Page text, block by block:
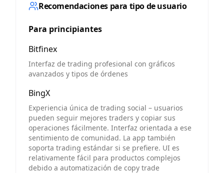
Recomendaciones para tipo de usuario
Para principiantes
Bitfinex
Interfaz de trading profesional con gráficos
avanzados y tipos de órdenes
BingX
Experiencia única de trading social – usuarios
pueden seguir mejores traders y copiar sus
operaciones fácilmente. Interfaz orientada a ese
sentimiento de comunidad. La app también
soporta trading estándar si se prefiere. UI es
relativamente fácil para productos complejos
debido a automatización de copy trade